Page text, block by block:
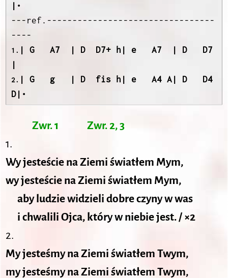
|•
---ref.---------------------------------
----
1. | G   A7  | D  D7+ h| e   A7  | D   D7
2. | G   g   | D  fis h| e   A4 A| D   D4
D|•
Zwr. 1
Zwr. 2, 3
1.
Wy jesteście na Ziemi światłem Mym,
wy jesteście na Ziemi światłem Mym,
aby ludzie widzieli dobre czyny w was
i chwalili Ojca, który w niebie jest. / ×2
2.
My jesteśmy na Ziemi światłem Twym,
my jesteśmy na Ziemi światłem Twym,